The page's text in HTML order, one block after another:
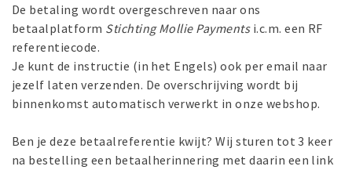
De betaling wordt overgeschreven naar ons
betaalplatform Stichting Mollie Paymentsi.c.m. een RF
referentiecode.
Je kunt de instructie (in het Engels) ook per email naar
jezelf laten verzenden. De overschrijving wordt bij
binnenkomst automatisch verwerkt in onze webshop.
Ben je deze betaalreferentie kwijt? Wij sturen tot 3 keer
na bestelling een betaalherinnering met daarin een link